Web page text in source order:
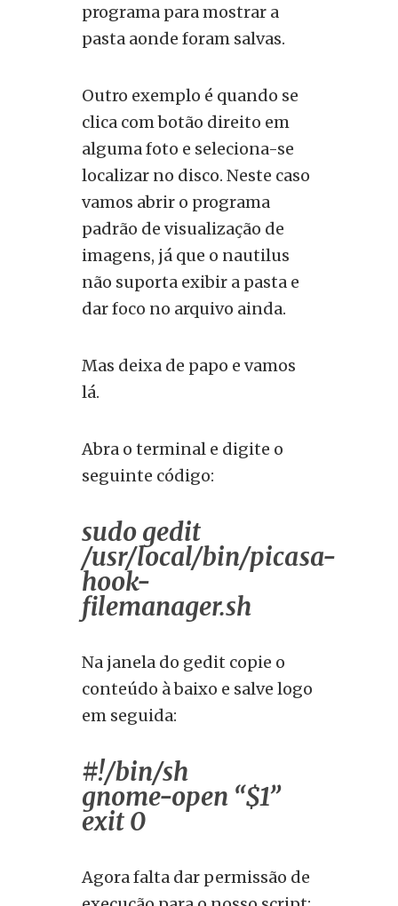
programa para mostrar a
pasta aonde foram salvas.
Outro exemplo é quando se
clica com botão direito em
alguma foto e seleciona-se
localizar no disco. Neste caso
vamos abrir o programa
padrão de visualização de
imagens, já que o nautilus
não suporta exibir a pasta e
dar foco no arquivo ainda.
Mas deixa de papo e vamos
lá.
Abra o terminal e digite o
seguinte código:
sudo gedit
/usr/local/bin/picasa-
hook-
filemanager.sh
Na janela do gedit copie o
conteúdo à baixo e salve logo
em seguida:
#!/bin/sh
gnome-open “$1”
exit 0
Agora falta dar permissão de